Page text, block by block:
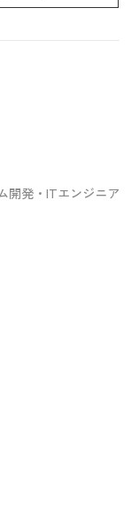
開発・ITエンジニア